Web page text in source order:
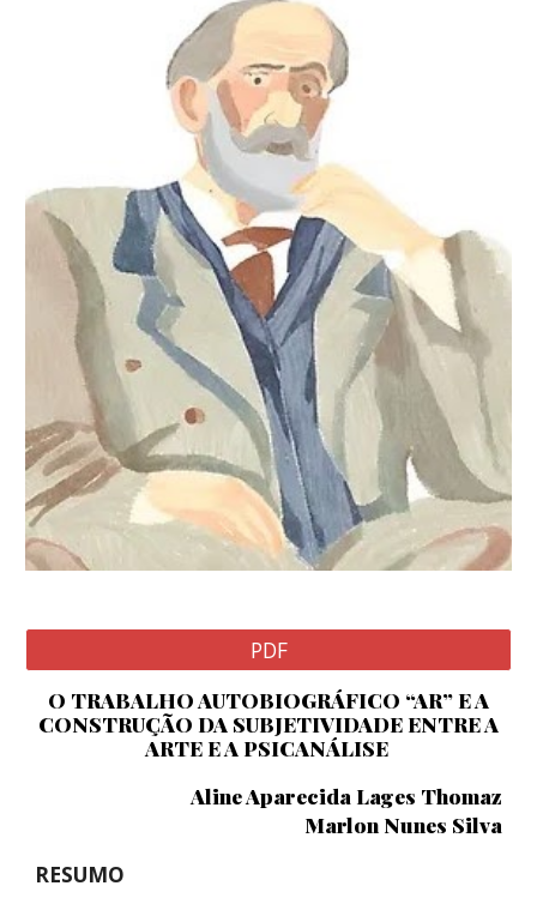
PDF
O TRABALHO AUTOBIOGRÁFICO “AR” E A
CONSTRUÇÃO DA SUBJETIVIDADE ENTRE A
ARTE E A PSICANÁLISE
Aline Aparecida Lages Thomaz
Marlon Nunes Silva
RESUMO